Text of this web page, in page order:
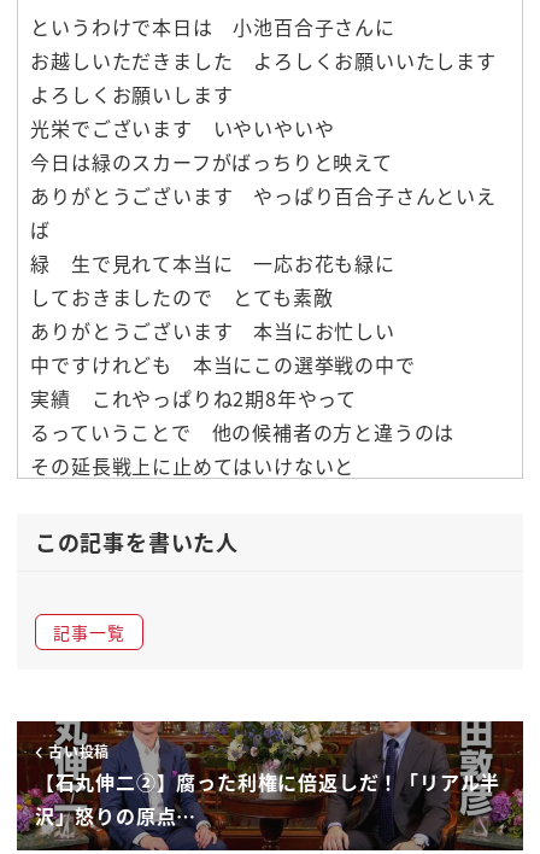
というわけで本日は 小池百合子さんに
お越しいただきました よろしくお願いいたします
よろしくお願いします
光栄でございます いやいやいや
今日は緑のスカーフがばっちりと映えて
ありがとうございます やっぱり百合子さんといえ
ば
緑 生で見れて本当に 一応お花も緑に
しておきましたので とても素敵
ありがとうございます 本当にお忙しい
中ですけれども 本当にこの選挙戦の中で
実績 これやっぱりね2期8年やって
るっていうことで 他の候補者の方と違うのは
その延長戦上に止めてはいけないと
思うんですよ なのでまずは公約につがる
女性活躍 この辺りかなり力入れ
伝えておきたいところってありますか
そうですね やはり今チルドレンファースト
の様々なメニューがですね
大変子育て中の方々 そしてまたこれ
この記事を書いた人
記事一覧
古い投稿
【石丸伸二②】腐った利権に倍返しだ！「リアル半
沢」怒りの原点…